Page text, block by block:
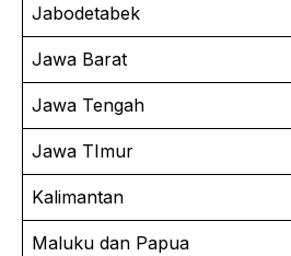
Jabodetabek
Jawa Barat
Jawa Tengah
Jawa TImur
Kalimantan
Maluku dan Papua